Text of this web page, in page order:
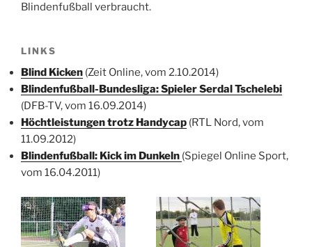
Blindenfußball verbraucht.
LINKS
Blind Kicken (Zeit Online, vom 2.10.2014)
Blindenfußball-Bundesliga: Spieler Serdal Tschelebi
(DFB-TV, vom 16.09.2014)
Höchtleistungen trotz Handycap (RTL Nord, vom
11.09.2012)
Blindenfußball: Kick im Dunkeln (Spiegel Online Sport,
vom 16.04.2011)